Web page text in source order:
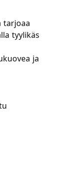
tarjoaa
tyylikäs
ja